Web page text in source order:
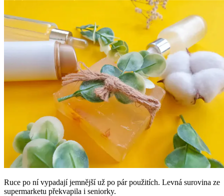
Ruce po ní vypadají jemnější už po pár použitích. Levná surovina ze
supermarketu překvapila i seniorky.